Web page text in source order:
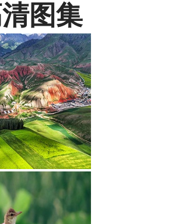
图集